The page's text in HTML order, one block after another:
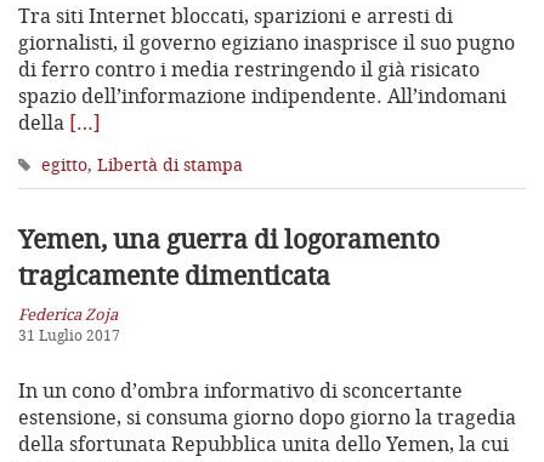
Tra siti Internet bloccati, sparizioni e arresti di
giornalisti, il governo egiziano inasprisce il suo pugno
di ferro contro i media restringendo il già risicato
spazio dell’informazione indipendente. All’indomani
della […]
egitto, Libertà di stampa
Yemen, una guerra di logoramento
tragicamente dimenticata
Federica Zoja
31 Luglio 2017
In un cono d’ombra informativo di sconcertante
estensione, si consuma giorno dopo giorno la tragedia
della sfortunata Repubblica unita dello Yemen, la cui